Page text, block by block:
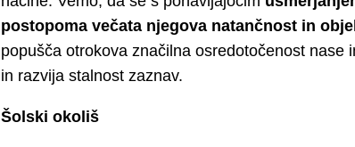
postopoma večata njegova natančnost in
popušča otrokova značilna osredotočenost nase
in razvija stalnost zaznav.
Šolski okoliš